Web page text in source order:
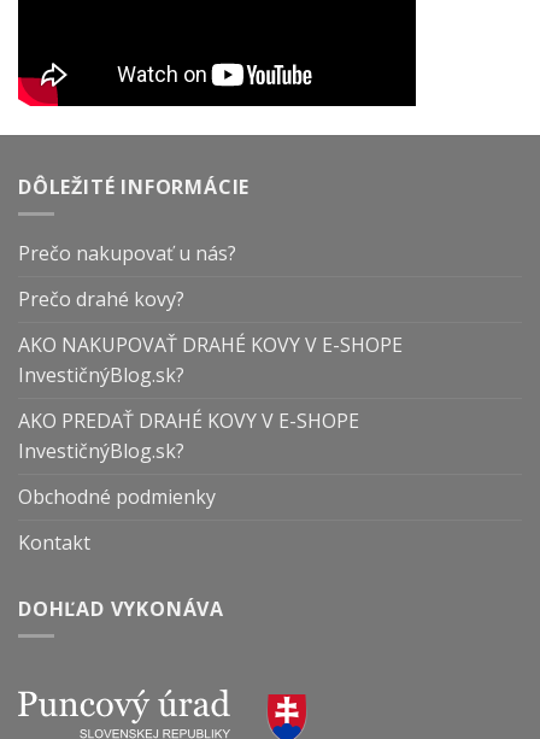
DÔLEŽITÉ INFORMÁCIE
Prečo nakupovať u nás?
Prečo drahé kovy?
AKO NAKUPOVAŤ DRAHÉ KOVY V E-SHOPE
InvestičnýBlog.sk?
AKO PREDAŤ DRAHÉ KOVY V E-SHOPE
InvestičnýBlog.sk?
Obchodné podmienky
Kontakt
DOHĽAD VYKONÁVA